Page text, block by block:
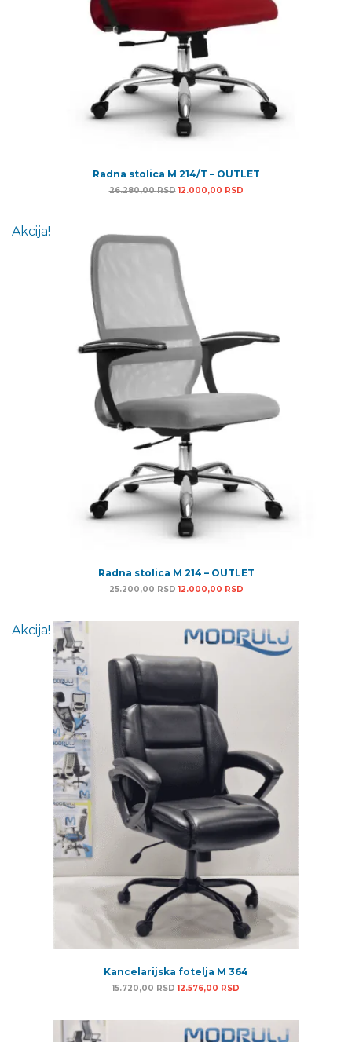
Radna stolica M 214/T – OUTLET
26.280,00RSDOriginalna cena je bila: 26.280,00 RSD.
12.000,00 RSDTrenutna cena je:
Akcija!
Radna stolica M 214 – OUTLET
25.200,00RSDOriginalna cena je bila: 25.200,00 RSD.
12.000,00 RSDTrenutna cena je:
Akcija!
Kancelarijska fotelja M 364
15.720,00RSDOriginalna cena je bila: 15.720,00 RSD.
12.576,00 RSD